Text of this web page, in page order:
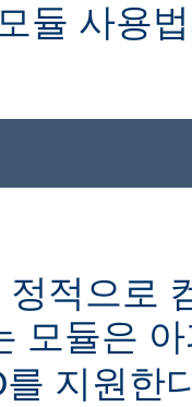
듈 사용
정적으로
모듈은
지원한